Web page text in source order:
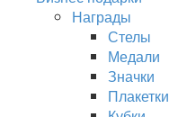
Награды
Стелы
Медали
Значки
Плакетки